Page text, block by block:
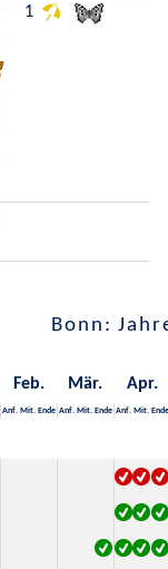
1
Bonn:
Feb. Mär. Apr.
Anf. Mit. Ende Anf. Mit. Ende Anf. Mit. Ende